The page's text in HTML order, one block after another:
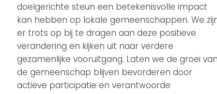
doelgerichte steun een betekenisvolle impact
kan hebben op lokale gemeenschappen. We
er trots op bij te dragen aan deze positieve
verandering en kijken uit naar verdere
gezamenlijke vooruitgang. Laten we de groei
de gemeenschap blijven bevorderen door
actieve participatie en verantwoorde